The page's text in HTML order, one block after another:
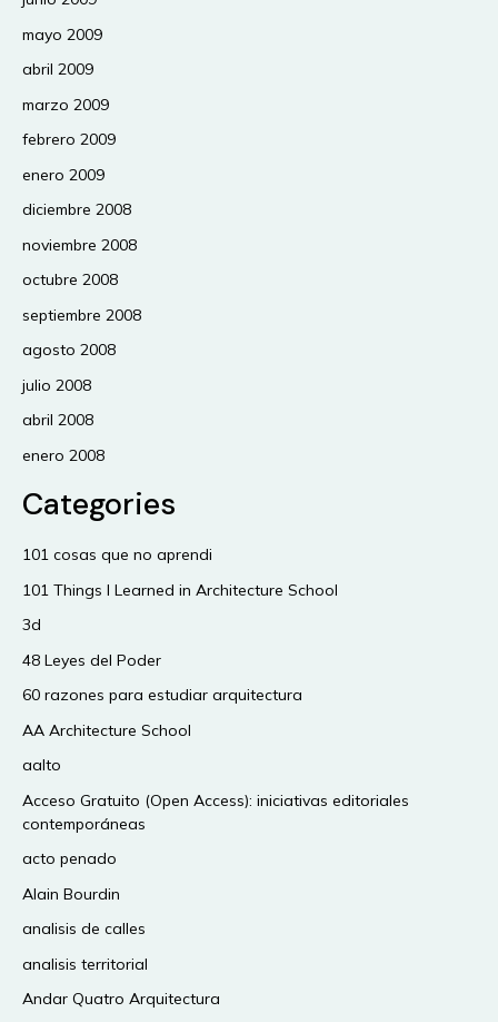
mayo 2009
abril 2009
marzo 2009
febrero 2009
enero 2009
diciembre 2008
noviembre 2008
octubre 2008
septiembre 2008
agosto 2008
julio 2008
abril 2008
enero 2008
Categories
101 cosas que no aprendi
101 Things I Learned in Architecture School
3d
48 Leyes del Poder
60 razones para estudiar arquitectura
AA Architecture School
aalto
Acceso Gratuito (Open Access): iniciativas editoriales
contemporáneas
acto penado
Alain Bourdin
analisis de calles
analisis territorial
Andar Quatro Arquitectura